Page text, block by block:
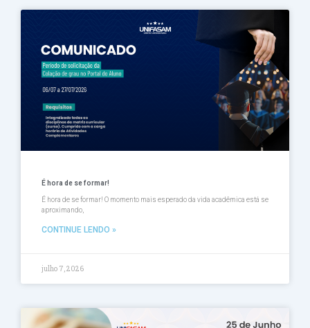
É hora de se formar!
É hora de se formar! O momento mais esperado da vida acadêmica está se
aproximando,
CONTINUE LENDO »
julho 7, 2026
PáginaPágina
PáginaPágina